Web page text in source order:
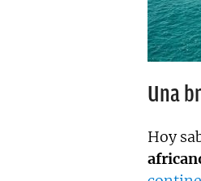
Una
Hoy